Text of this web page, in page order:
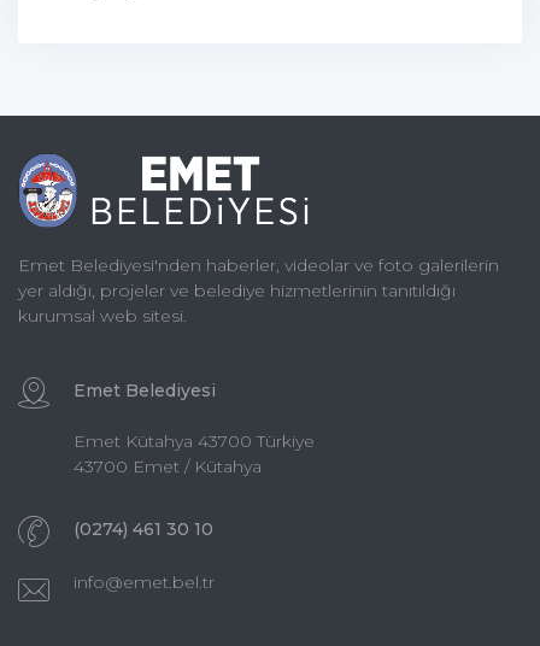
Emet Belediyesi'nden haberler, videolar ve foto galerilerin
yer aldığı, projeler ve belediye hizmetlerinin tanıtıldığı
kurumsal web sitesi.
Emet Belediyesi
Emet Kütahya 43700 Türkiye
43700 Emet / Kütahya
(0274) 461 30 10
info@emet.bel.tr